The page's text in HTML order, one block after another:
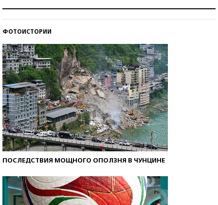
ФОТОИСТОРИИ
ПОСЛЕДСТВИЯ МОЩНОГО ОПОЛЗНЯ В ЧУНЦИНЕ